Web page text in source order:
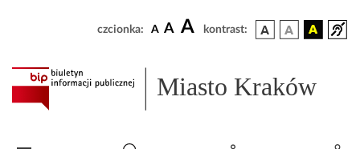
czcionka: A A A kontrast:
Miasto Kraków